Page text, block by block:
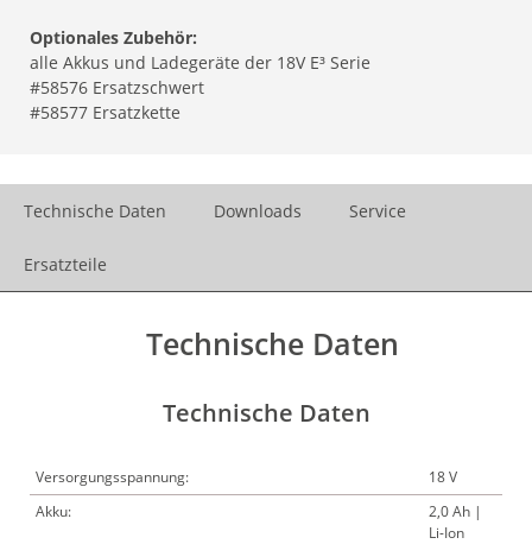
Optionales Zubehör:
alle Akkus und Ladegeräte der 18V E³ Serie
#58576 Ersatzschwert
#58577 Ersatzkette
Technische Daten Downloads Service
Ersatzteile
Technische Daten
Technische Daten
Versorgungsspannung:
18 V
Akku:
2,0 Ah |
Li-Ion